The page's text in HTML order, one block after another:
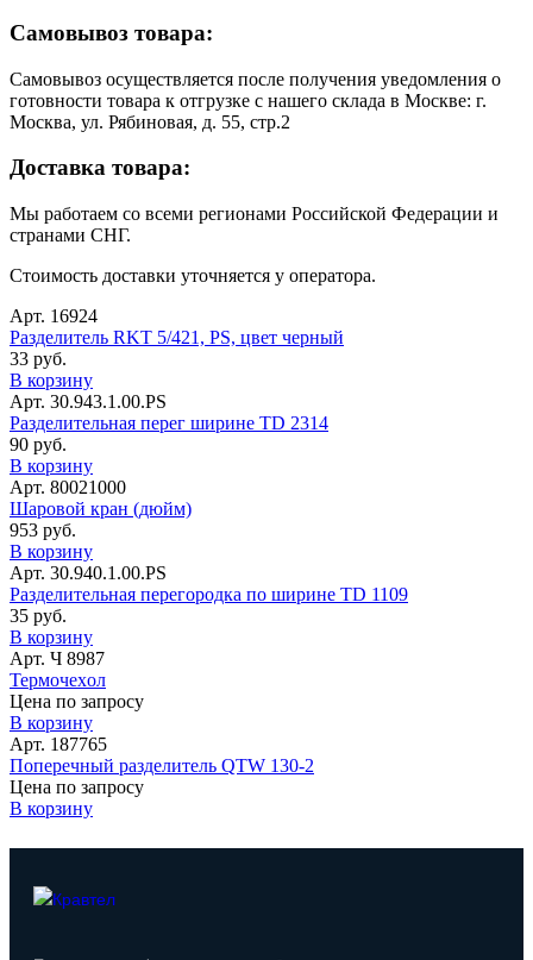
Самовывоз товара:
Самовывоз осуществляется после получения уведомления о
готовности товара к отгрузке с нашего склада в Москве: г.
Москва, ул. Рябиновая, д. 55, стр.2
Доставка товара:
Мы работаем со всеми регионами Российской Федерации и
странами СНГ.
Стоимость доставки уточняется у оператора.
Арт. 16924
Разделитель RKT 5/421, PS, цвет черный
33 руб.
В корзину
Арт. 30.943.1.00.PS
Разделительная перег ширине TD 2314
90 руб.
В корзину
Арт. 80021000
Шаровой кран (дюйм)
953 руб.
В корзину
Арт. 30.940.1.00.PS
Разделительная перегородка по ширине TD 1109
35 руб.
В корзину
Арт. Ч 8987
Термочеxол
Цена по запросу
В корзину
Арт. 187765
Поперечный разделитель QTW 130-2
Цена по запросу
В корзину